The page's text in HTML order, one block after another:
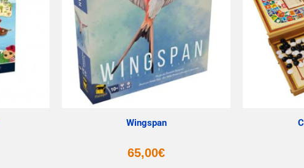
Wingspan
65,00€